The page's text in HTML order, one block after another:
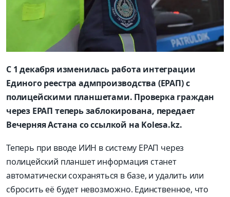
С 1 декабря изменилась работа интеграции
Единого реестра адмпроизводства (ЕРАП) с
полицейскими планшетами. Проверка граждан
через ЕРАП теперь заблокирована, передает
Вечерняя Астана со ссылкой на Kolesa.kz.
Теперь при вводе ИИН в систему ЕРАП через
полицейский планшет информация станет
автоматически сохраняться в базе, и удалить или
сбросить её будет невозможно. Единственное, что